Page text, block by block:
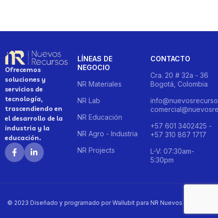
Ofrecemos
soluciones y
servicios de
tecnología,
trascendiendo en
el desarrollo de la
industria y la
educación.
LÍNEAS DE
NEGOCIO
NR Materiales
NR Lab
NR Educación
NR Agro - Industria
NR Projects
CONTACTO
Cra. 20 # 32a - 36
Bogotá, Colombia
+57 601 3402425 -
+57 310 867 1717
L-V: 07:30am-
5:30pm
© 2023 Diseñado y programado por Wallubit para NR Nuevos Recursos